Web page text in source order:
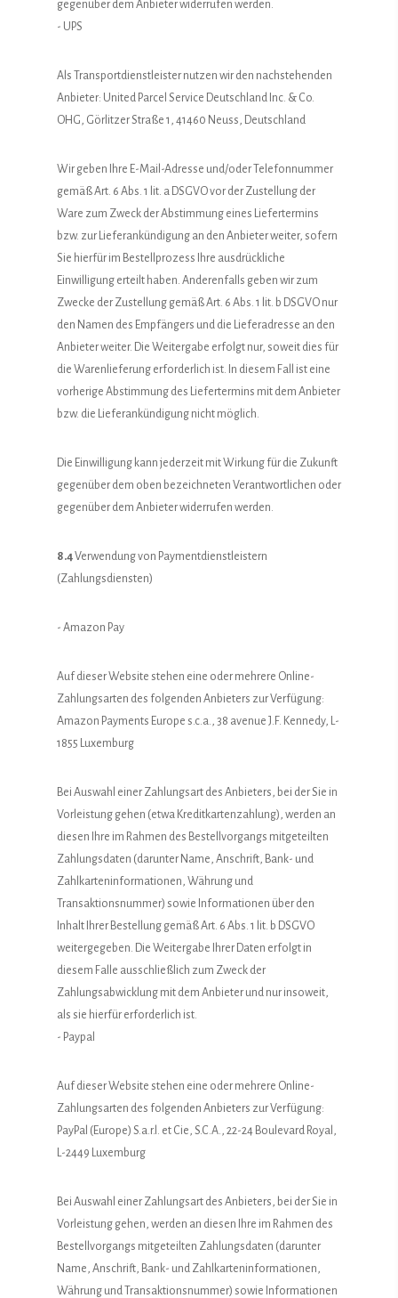
gegenüber dem Anbieter widerrufen werden.
- UPS
Als Transportdienstleister nutzen wir den nachstehenden
Anbieter: United Parcel Service Deutschland Inc. & Co.
OHG, Görlitzer Straße 1, 41460 Neuss, Deutschland
Wir geben Ihre E-Mail-Adresse und/oder Telefonnummer
gemäß Art. 6 Abs. 1 lit. a DSGVO vor der Zustellung der
Ware zum Zweck der Abstimmung eines Liefertermins
bzw. zur Lieferankündigung an den Anbieter weiter, sofern
Sie hierfür im Bestellprozess Ihre ausdrückliche
Einwilligung erteilt haben. Anderenfalls geben wir zum
Zwecke der Zustellung gemäß Art. 6 Abs. 1 lit. b DSGVO nur
den Namen des Empfängers und die Lieferadresse an den
Anbieter weiter. Die Weitergabe erfolgt nur, soweit dies für
die Warenlieferung erforderlich ist. In diesem Fall ist eine
vorherige Abstimmung des Liefertermins mit dem Anbieter
bzw. die Lieferankündigung nicht möglich.
Die Einwilligung kann jederzeit mit Wirkung für die Zukunft
gegenüber dem oben bezeichneten Verantwortlichen oder
gegenüber dem Anbieter widerrufen werden.
8.4Verwendung von Paymentdienstleistern
(Zahlungsdiensten)
- Amazon Pay
Auf dieser Website stehen eine oder mehrere Online-
Zahlungsarten des folgenden Anbieters zur Verfügung:
Amazon Payments Europe s.c.a., 38 avenue J.F. Kennedy, L-
1855 Luxemburg
Bei Auswahl einer Zahlungsart des Anbieters, bei der Sie in
Vorleistung gehen (etwa Kreditkartenzahlung), werden an
diesen Ihre im Rahmen des Bestellvorgangs mitgeteilten
Zahlungsdaten (darunter Name, Anschrift, Bank- und
Zahlkarteninformationen, Währung und
Transaktionsnummer) sowie Informationen über den
Inhalt Ihrer Bestellung gemäß Art. 6 Abs. 1 lit. b DSGVO
weitergegeben. Die Weitergabe Ihrer Daten erfolgt in
diesem Falle ausschließlich zum Zweck der
Zahlungsabwicklung mit dem Anbieter und nur insoweit,
als sie hierfür erforderlich ist.
- Paypal
Auf dieser Website stehen eine oder mehrere Online-
Zahlungsarten des folgenden Anbieters zur Verfügung:
PayPal (Europe) S.a.r.l. et Cie, S.C.A., 22-24 Boulevard Royal,
L-2449 Luxemburg
Bei Auswahl einer Zahlungsart des Anbieters, bei der Sie in
Vorleistung gehen, werden an diesen Ihre im Rahmen des
Bestellvorgangs mitgeteilten Zahlungsdaten (darunter
Name, Anschrift, Bank- und Zahlkarteninformationen,
Währung und Transaktionsnummer) sowie Informationen